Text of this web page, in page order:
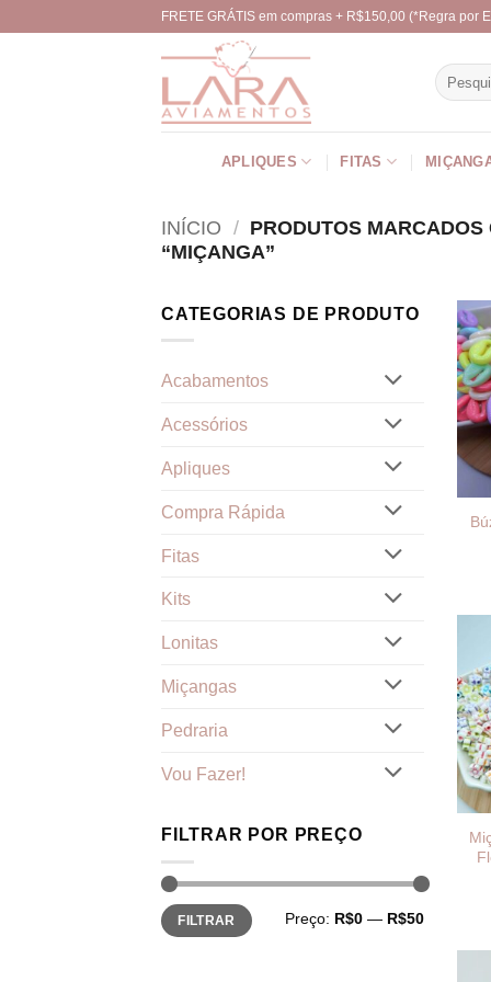
FRETE GRÁTIS em compras + R$150,00 (*Regra por
por:
APLIQUES FITAS
INÍCIO / PRODUTOS MARCADOS
“MIÇANGA”
CATEGORIAS DE PRODUTO
Acabamentos
Acessórios
Apliques
Compra Rápida
Fitas
Kits
Lonitas
Miçangas
Pedraria
Vou Fazer!
FILTRAR POR PREÇO
Preço
mínimo
Preço
máximo
FILTRAR Preço: R$0 — R$50